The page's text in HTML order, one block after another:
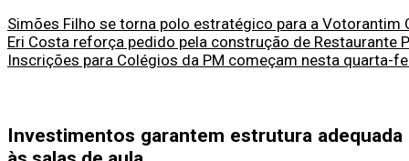
Simões Filho se torna polo estratégico para a Votorantim
Eri Costa reforça pedido pela construção de Restaurante
Inscrições para Colégios da PM começam nesta quarta-
Investimentos garantem estrutura